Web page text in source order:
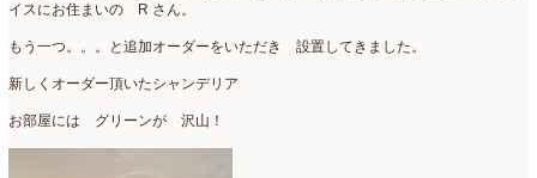
イスにお住まいの R さん。
もう一つ。。。と追加オーダーをいただき 設置してきました。
新しくオーダー頂いたシャンデリア
お部屋には グリーンが 沢山！